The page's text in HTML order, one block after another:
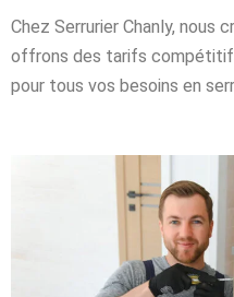
Chez Serrurier Chanly, nous
offrons des tarifs
pour tous vos besoins en